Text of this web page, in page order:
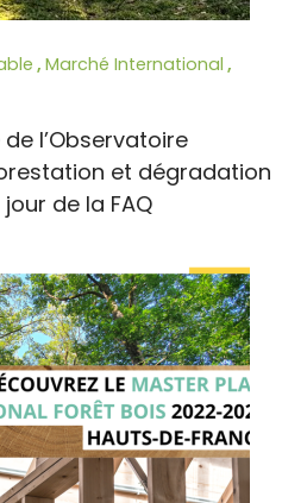
, Marché International ,
de l’Observatoire
et dégradation
de la FAQ